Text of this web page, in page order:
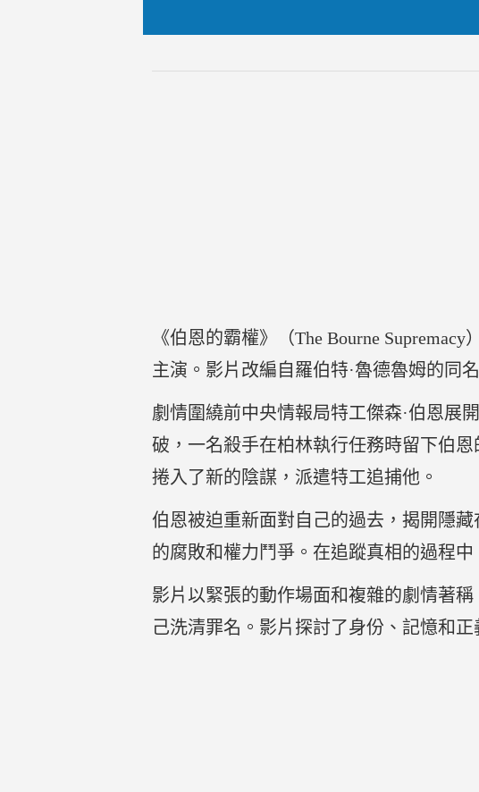
《伯恩的霸權》（The Bourne
主演。影片改編自羅伯特·魯德魯姆的同
劇情圍繞前中央情報局特工傑森·伯恩展
破，一名殺手在柏林執行任務時留下伯
捲入了新的陰謀，派遣特工追捕他。
伯恩被迫重新面對自己的過去，揭開隱
的腐敗和權力鬥爭。在追蹤真相的過程
影片以緊張的動作場面和複雜的劇情著
己洗清罪名。影片探討了身份、記憶和